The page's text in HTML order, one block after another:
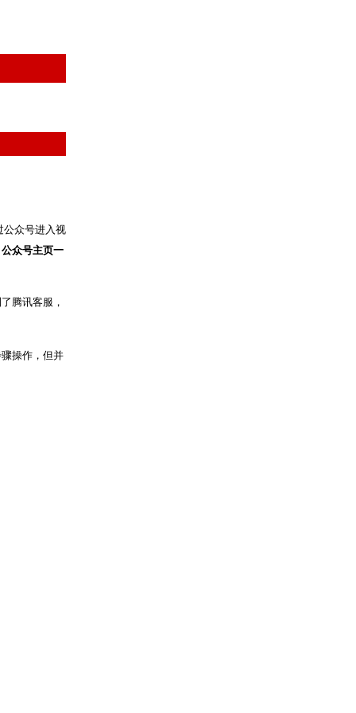
众号进入视
公众号主页一
腾讯客服，
操作，但并